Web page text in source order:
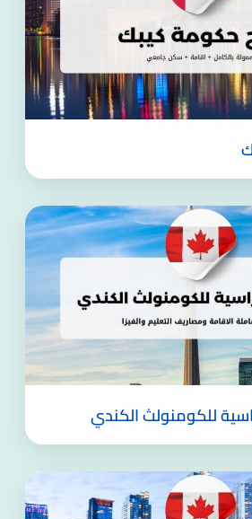
للكومنولث الكندي